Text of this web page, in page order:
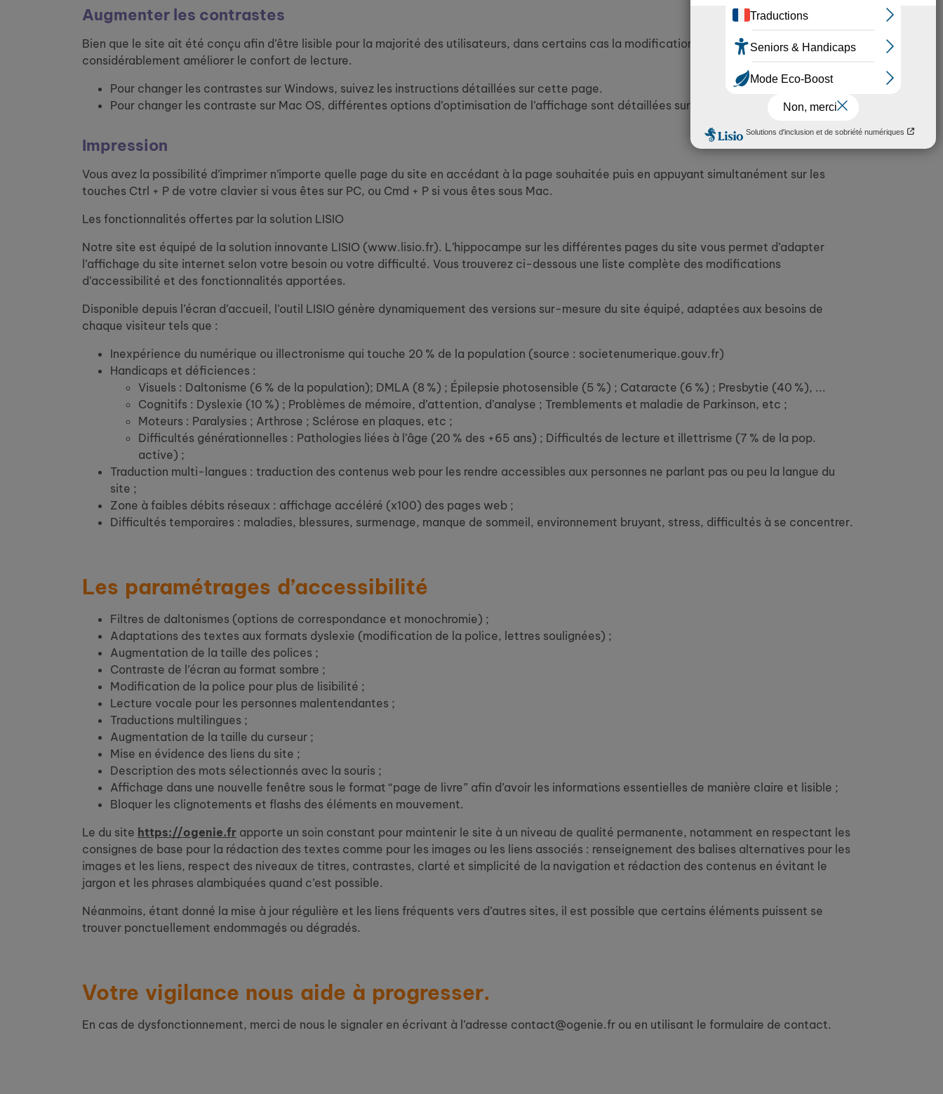
Augmenter les contrastes
Bien que le site ait été conçu afin d’être lisible pour la majorité des utilisateurs, dans certains cas la modification des contrastes peut
considérablement améliorer le confort de lecture.
Pour changer les contrastes sur Windows, suivez les instructions détaillées sur cette page.
Pour changer les contraste sur Mac OS, différentes options d’optimisation de l’affichage sont détaillées sur cette page.
Impression
Vous avez la possibilité d’imprimer n’importe quelle page du site en accédant à la page souhaitée puis en appuyant simultanément sur les
touches Ctrl + P de votre clavier si vous êtes sur PC, ou Cmd + P si vous êtes sous Mac.
Les fonctionnalités offertes par la solution LISIO
Notre site est équipé de la solution innovante LISIO (www.lisio.fr). L’hippocampe sur les différentes pages du site vous permet d’adapter
l’affichage du site internet selon votre besoin ou votre difficulté. Vous trouverez ci-dessous une liste complète des modifications
d’accessibilité et des fonctionnalités apportées.
Disponible depuis l’écran d’accueil, l’outil LISIO génère dynamiquement des versions sur-mesure du site équipé, adaptées aux besoins de
chaque visiteur tels que :
Inexpérience du numérique ou illectronisme qui touche 20 % de la population (source : societenumerique.gouv.fr)
Handicaps et déficiences :
Visuels : Daltonisme (6 % de la population); DMLA (8 %) ; Épilepsie photosensible (5 %) ; Cataracte (6 %) ; Presbytie (40 %), ...
Cognitifs : Dyslexie (10 %) ; Problèmes de mémoire, d’attention, d’analyse ; Tremblements et maladie de Parkinson, etc ;
Moteurs : Paralysies ; Arthrose ; Sclérose en plaques, etc ;
Difficultés générationnelles : Pathologies liées à l’âge (20 % des +65 ans) ; Difficultés de lecture et illettrisme (7 % de la pop.
active) ;
Traduction multi-langues : traduction des contenus web pour les rendre accessibles aux personnes ne parlant pas ou peu la langue du
site ;
Zone à faibles débits réseaux : affichage accéléré (x100) des pages web ;
Difficultés temporaires : maladies, blessures, surmenage, manque de sommeil, environnement bruyant, stress, difficultés à se concentrer.
Les paramétrages d’accessibilité
Filtres de daltonismes (options de correspondance et monochromie) ;
Adaptations des textes aux formats dyslexie (modification de la police, lettres soulignées) ;
Augmentation de la taille des polices ;
Contraste de l’écran au format sombre ;
Modification de la police pour plus de lisibilité ;
Lecture vocale pour les personnes malentendantes ;
Traductions multilingues ;
Augmentation de la taille du curseur ;
Mise en évidence des liens du site ;
Description des mots sélectionnés avec la souris ;
Affichage dans une nouvelle fenêtre sous le format “page de livre” afin d’avoir les informations essentielles de manière claire et lisible ;
Bloquer les clignotements et flashs des éléments en mouvement.
Le du site https://ogenie.fr apporte un soin constant pour maintenir le site à un niveau de qualité permanente, notamment en respectant les
consignes de base pour la rédaction des textes comme pour les images ou les liens associés : renseignement des balises alternatives pour les
images et les liens, respect des niveaux de titres, contrastes, clarté et simplicité de la navigation et rédaction des contenus en évitant le
jargon et les phrases alambiquées quand c’est possible.
Néanmoins, étant donné la mise à jour régulière et les liens fréquents vers d’autres sites, il est possible que certains éléments puissent se
trouver ponctuellement endommagés ou dégradés.
Votre vigilance nous aide à progresser.
En cas de dysfonctionnement, merci de nous le signaler en écrivant à l’adresse contact@ogenie.fr ou en utilisant le formulaire de contact.